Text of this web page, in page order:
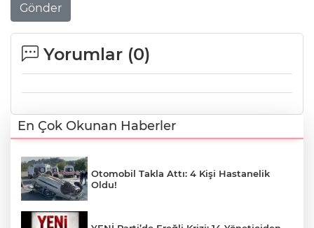
Gönder
Yorumlar (0)
En Çok Okunan Haberler
Otomobil Takla Attı: 4 Kişi Hastanelik
Oldu!